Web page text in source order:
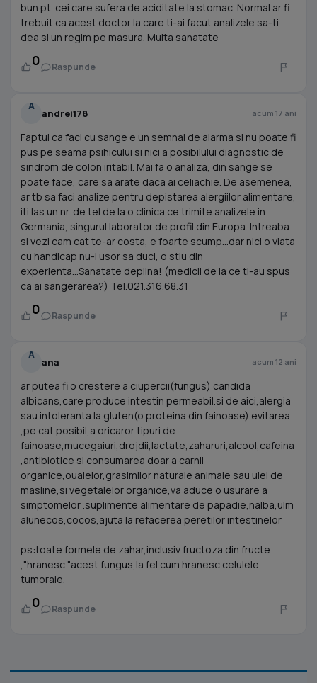
bun pt. cei care sufera de aciditate la stomac. Normal ar fi
trebuit ca acest doctor la care ti-ai facut analizele sa-ti
dea si un regim pe masura. Multa sanatate
0 Raspunde
A
andrei178 acum 17 ani
Faptul ca faci cu sange e un semnal de alarma si nu poate fi
pus pe seama psihicului si nici a posibilului diagnostic de
sindrom de colon iritabil. Mai fa o analiza, din sange se
poate face, care sa arate daca ai celiachie. De asemenea,
ar tb sa faci analize pentru depistarea alergiilor alimentare,
iti las un nr. de tel de la o clinica ce trimite analizele in
Germania, singurul laborator de profil din Europa. Intreaba
si vezi cam cat te-ar costa, e foarte scump...dar nici o viata
cu handicap nu-i usor sa duci, o stiu din
experienta...Sanatate deplina! (medicii de la ce ti-au spus
ca ai sangerarea?) Tel.021.316.68.31
0 Raspunde
A
ana acum 12 ani
ar putea fi o crestere a ciupercii(fungus) candida
albicans,care produce intestin permeabil.si de aici,alergia
sau intoleranta la gluten(o proteina din fainoase).evitarea
,pe cat posibil,a oricaror tipuri de
fainoase,mucegaiuri,drojdii,lactate,zaharuri,alcool,cafeina
,antibiotice si consumarea doar a carnii
organice,oualelor,grasimilor naturale animale sau ulei de
masline,si vegetalelor organice,va aduce o usurare a
simptomelor .suplimente alimentare de papadie,nalba,ulm
alunecos,cocos,ajuta la refacerea peretilor intestinelor
ps:toate formele de zahar,inclusiv fructoza din fructe
,"hranesc "acest fungus,la fel cum hranesc celulele
tumorale.
0 Raspunde